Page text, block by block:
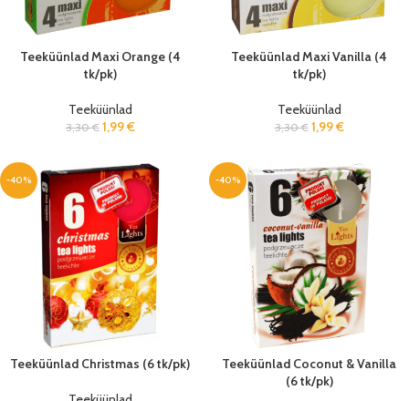
Teeküünlad Maxi Orange (4
tk/pk)
Teeküünlad
3,30€ 1,99€
Teeküünlad Maxi Vanilla (4
tk/pk)
Teeküünlad
3,30€ 1,99€
-40%
Teeküünlad Christmas (6 tk/pk)
-40%
Teeküünlad Coconut & Vanilla
(6 tk/pk)